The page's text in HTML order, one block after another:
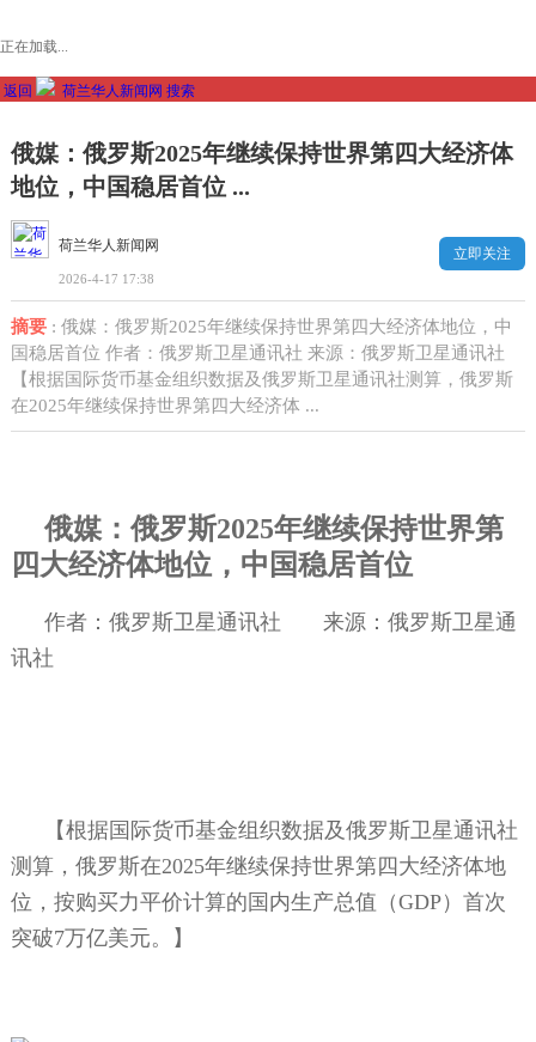
正在加载...
返回 荷兰华人新闻网 搜索
俄媒：俄罗斯2025年继续保持世界第四大经济体
地位，中国稳居首位 ...
荷兰华人新闻网
2026-4-17 17:38
立即关注
摘要: 俄媒：俄罗斯2025年继续保持世界第四大经济体地位，中
国稳居首位 作者：俄罗斯卫星通讯社 来源：俄罗斯卫星通讯社
【根据国际货币基金组织数据及俄罗斯卫星通讯社测算，俄罗斯
在2025年继续保持世界第四大经济体 ...
俄媒：俄罗斯2025年继续保持世界第
四大经济体地位，中国稳居首位
作者：俄罗斯卫星通讯社
来源：俄罗斯卫星通
讯社
【根据国际货币基金组织数据及俄罗斯卫星通讯社
测算，俄罗斯在2025年继续保持世界第四大经济体地
位，按购买力平价计算的国内生产总值（GDP）首次
突破7万亿美元。】